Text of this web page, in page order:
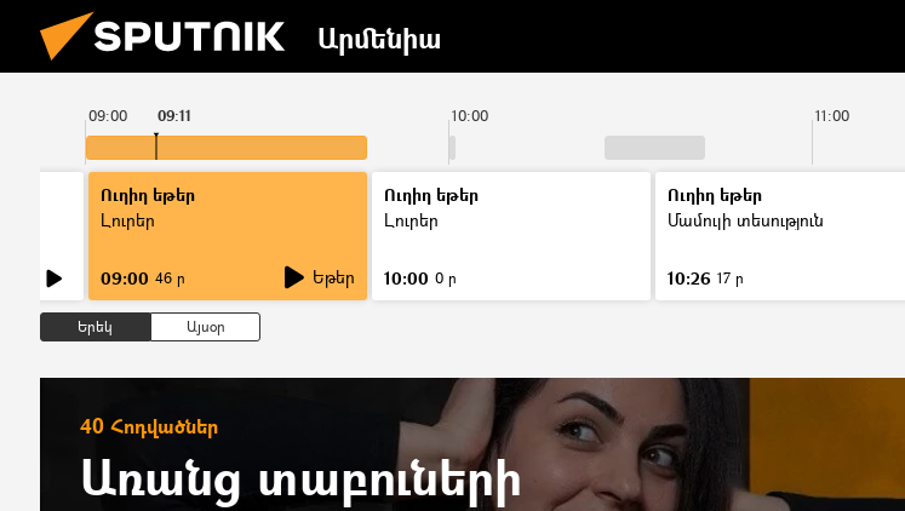
Արմենիա
09:00 10:00 11:00
09:11
Ուղիղ եթեր
Լուրեր
09:00 46 ր Եթեր
Ուղիղ եթեր
Լուրեր
10:00 0 ր
Ուղիղ եթեր
Մամուլի տեսություն
10:26 17 ր
Երեկ Այսօր
40 Հոդվածներ
Առանց տաբուների